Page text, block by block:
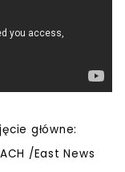
główne:
/East News